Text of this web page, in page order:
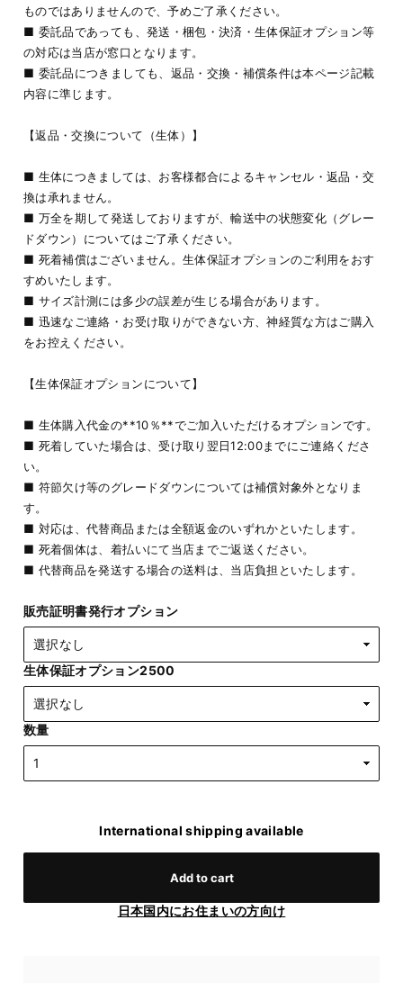
ものではありませんので、予めご了承ください。
■ 委託品であっても、発送・梱包・決済・生体保証オプション等
の対応は当店が窓口となります。
■ 委託品につきましても、返品・交換・補償条件は本ページ記載
内容に準じます。
【返品・交換について（生体）】
■ 生体につきましては、お客様都合によるキャンセル・返品・交
換は承れません。
■ 万全を期して発送しておりますが、輸送中の状態変化（グレー
ドダウン）についてはご了承ください。
■ 死着補償はございません。生体保証オプションのご利用をおす
すめいたします。
■ サイズ計測には多少の誤差が生じる場合があります。
■ 迅速なご連絡・お受け取りができない方、神経質な方はご購入
をお控えください。
【生体保証オプションについて】
■ 生体購入代金の**10％**でご加入いただけるオプションです。
■ 死着していた場合は、受け取り翌日12:00までにご連絡くださ
い。
■ 符節欠け等のグレードダウンについては補償対象外となりま
す。
■ 対応は、代替商品または全額返金のいずれかといたします。
■ 死着個体は、着払いにて当店までご返送ください。
■ 代替商品を発送する場合の送料は、当店負担といたします。
販売証明書発行オプション
生体保証オプション2500
数量
International shipping available
Add to cart
日本国内にお住まいの方向け